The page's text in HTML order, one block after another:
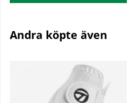
Andra köpte även